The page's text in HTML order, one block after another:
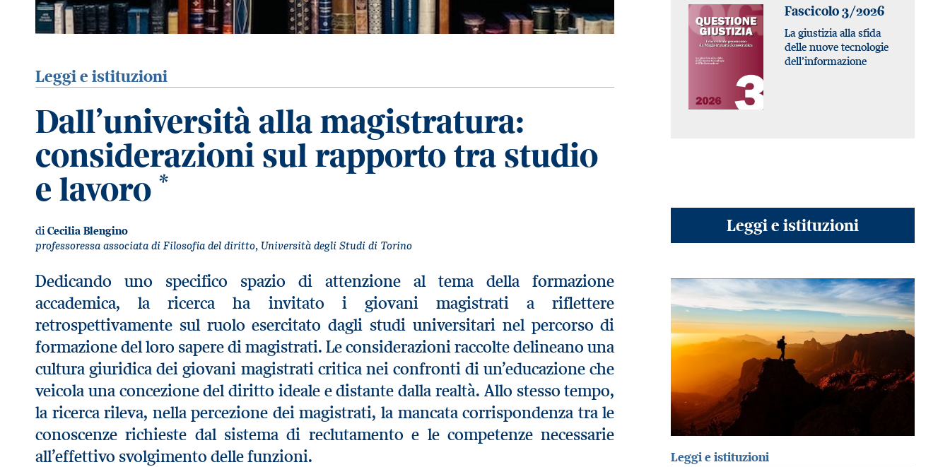
Leggi e istituzioni
Dall’università alla magistratura:
considerazioni sul rapporto tra studio
e lavoro *
di Cecilia Blengino
professoressa associata di Filosofia del diritto, Università degli Studi di Torino
Dedicando uno specifico spazio di attenzione al tema della formazione
accademica, la ricerca ha invitato i giovani magistrati a riflettere
retrospettivamente sul ruolo esercitato dagli studi universitari nel percorso di
formazione del loro sapere di magistrati. Le considerazioni raccolte delineano una
cultura giuridica dei giovani magistrati critica nei confronti di un’educazione che
veicola una concezione del diritto ideale e distante dalla realtà. Allo stesso tempo,
la ricerca rileva, nella percezione dei magistrati, la mancata corrispondenza tra le
conoscenze richieste dal sistema di reclutamento e le competenze necessarie
all’effettivo svolgimento delle funzioni.
Fascicolo 3/2026
La giustizia alla sfida
delle nuove tecnologie
dell’informazione
Leggi e istituzioni
Leggi e istituzioni